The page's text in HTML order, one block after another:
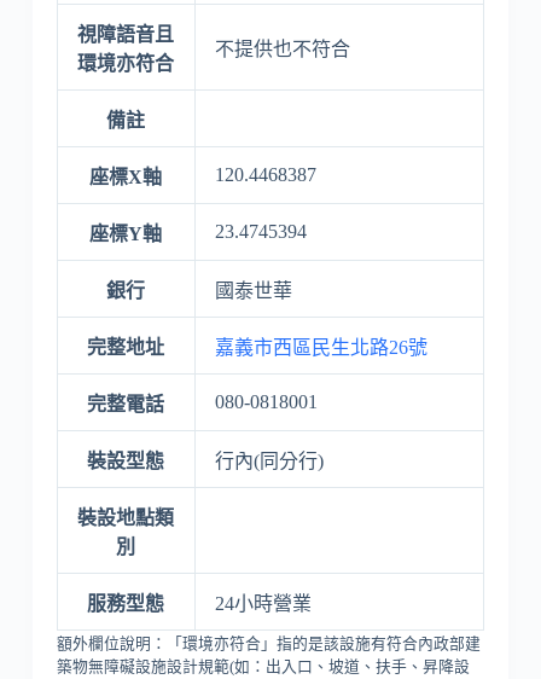
視障語音且
環境亦符合
不提供也不符合
備註
座標X軸 120.4468387
座標Y軸 23.4745394
銀行 國泰世華
完整地址 嘉義市西區民生北路26號
完整電話 080-0818001
裝設型態 行內(同分行)
裝設地點類
別
服務型態 24小時營業
額外欄位說明：「環境亦符合」指的是該設施有符合內政部建
築物無障礙設施設計規範(如：出入口、坡道、扶手、昇降設